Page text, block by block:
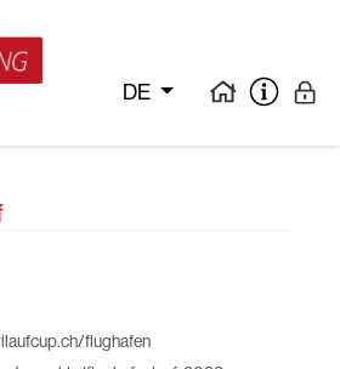
DE
flughafen